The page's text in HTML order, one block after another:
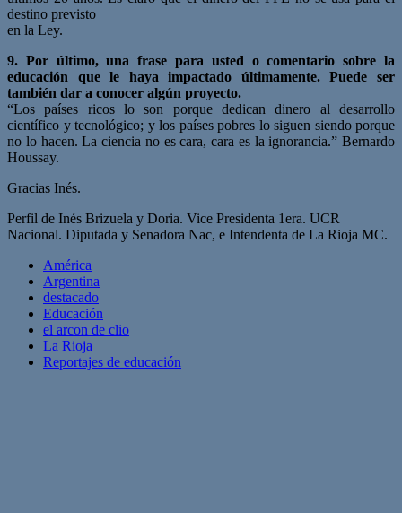
destino previsto
en la Ley.
9. Por último, una frase para usted o comentario sobre la
educación que le haya impactado últimamente. Puede ser
también dar a conocer algún proyecto.
“Los países ricos lo son porque dedican dinero al desarrollo
científico y tecnológico; y los países pobres lo siguen siendo porque
no lo hacen. La ciencia no es cara, cara es la ignorancia.” Bernardo
Houssay.
Gracias Inés.
Perfil de Inés Brizuela y Doria. Vice Presidenta 1era. UCR
Nacional. Diputada y Senadora Nac, e Intendenta de La Rioja MC.
América
Argentina
destacado
Educación
el arcon de clio
La Rioja
Reportajes de educación